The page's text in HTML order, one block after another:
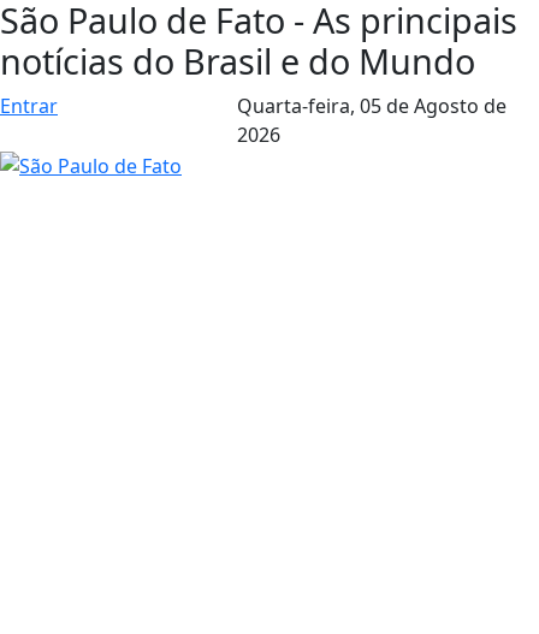
São Paulo de Fato - As principais
notícias do Brasil e do Mundo
Entrar Quarta-feira, 05 de Agosto de
2026